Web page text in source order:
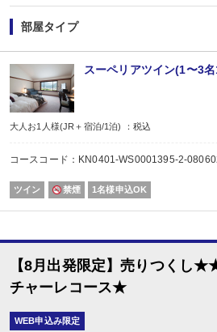
翌日のご朝食は、天井高く、開放的な窓から
地産地消にこだわった食材選びから調理法ま
時を経て更に進化するオーベルジュならでは
＜食事会場＞
心の豊かさを実感できる―そんな場にふさわし
時間を超えた古き良き時代の流れに包まれな
リストランテ『TRE CORONE(3つの王冠)』
□海の幸とリコッタチーズ アグロドルチェ風
□サルシッチャのパイ包み焼き
□ほうれん草のパッパルデッレ トマトクリー
□オマール海老のカンパリオレンジ風味
□季節のドルチェ
※2021年10～11月提供予定の秋メニューで
※小学生のお子様はミニコース、未就学のお
＜朝食＞
部屋タイプ
スーペリアツイン(1〜3
大人お1人様(JR＋宿泊/1泊) ：税込
コースコード：KN0401-WS0001395-2-
ツイン 禁煙 1名様申込OK
【8月出発限定】売りつく
チャーレコース★
WEB申込み限定